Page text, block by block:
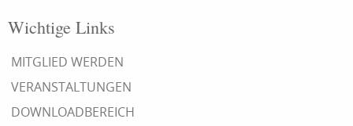
Wichtige Links
MITGLIED WERDEN
VERANSTALTUNGEN
DOWNLOADBEREICH